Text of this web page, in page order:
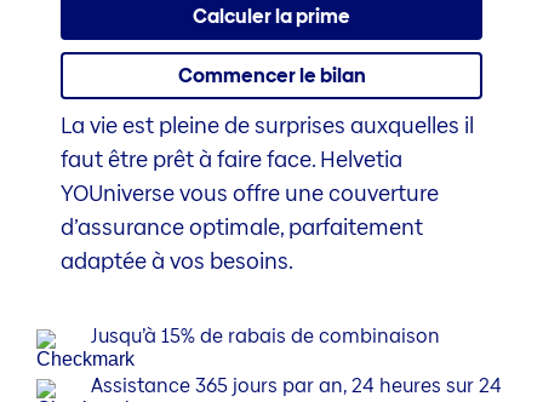
Calculer la prime
Commencer le bilan
La vie est pleine de surprises auxquelles il
faut être prêt à faire face. Helvetia
YOUniverse vous offre une couverture
d’assurance optimale, parfaitement
adaptée à vos besoins.
Jusqu’à 15% de rabais de combinaison
Assistance 365 jours par an, 24 heures sur 24